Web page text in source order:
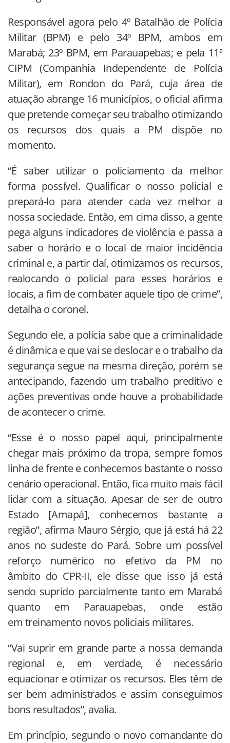
Responsável agora pelo 4º Batalhão de Polícia
Militar (BPM) e pelo 34º BPM, ambos em
Marabá; 23º BPM, em Parauapebas; e pela 11ª
CIPM (Companhia Independente de Polícia
Militar), em Rondon do Pará, cuja área de
atuação abrange 16 municípios, o oficial afirma
que pretende começar seu trabalho otimizando
os recursos dos quais a PM dispõe no
momento.
“É saber utilizar o policiamento da melhor
forma possível. Qualificar o nosso policial e
prepará-lo para atender cada vez melhor a
nossa sociedade. Então, em cima disso, a gente
pega alguns indicadores de violência e passa a
saber o horário e o local de maior incidência
criminal e, a partir daí, otimizamos os recursos,
realocando o policial para esses horários e
locais, a fim de combater aquele tipo de crime”,
detalha o coronel.
Segundo ele, a polícia sabe que a criminalidade
é dinâmica e que vai se deslocar e o trabalho da
segurança segue na mesma direção, porém se
antecipando, fazendo um trabalho preditivo e
ações preventivas onde houve a probabilidade
de acontecer o crime.
“Esse é o nosso papel aqui, principalmente
chegar mais próximo da tropa, sempre fomos
linha de frente e conhecemos bastante o nosso
cenário operacional. Então, fica muito mais fácil
lidar com a situação. Apesar de ser de outro
Estado [Amapá], conhecemos bastante a
região”, afirma Mauro Sérgio, que já está há 22
anos no sudeste do Pará. Sobre um possível
reforço numérico no efetivo da PM no
âmbito do CPR-II, ele disse que isso já está
sendo suprido parcialmente tanto em Marabá
quanto em Parauapebas, onde estão
em treinamento novos policiais militares.
“Vai suprir em grande parte a nossa demanda
regional e, em verdade, é necessário
equacionar e otimizar os recursos. Eles têm de
ser bem administrados e assim conseguimos
bons resultados”, avalia.
Em princípio, segundo o novo comandante do